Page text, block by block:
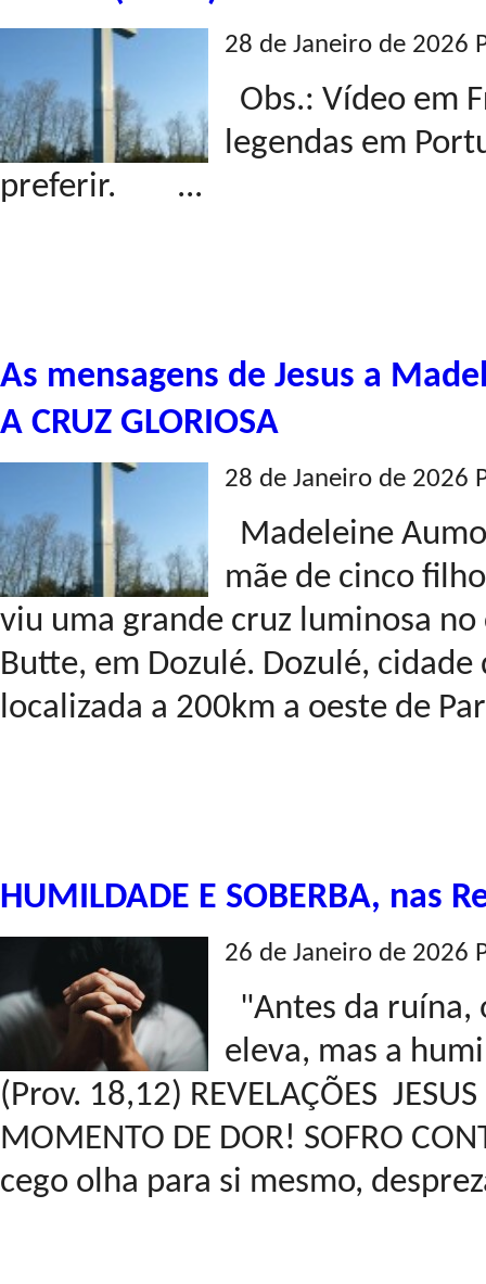
28 de Janeiro de 2026
Obs.: Vídeo em
legendas em
preferir. ...
As mensagens de Jesus a
A CRUZ GLORIOSA
28 de Janeiro de 2026
Madeleine
mãe de cinco
viu uma grande cruz luminosa
Butte, em Dozulé. Dozulé,
localizada a 200km a oeste de
HUMILDADE E SOBERBA, nas
26 de Janeiro de 2026
"Antes da ruína,
eleva, mas a
(Prov. 18,12) REVELAÇÕES
MOMENTO DE DOR! SOFRO
cego olha para si mesmo,